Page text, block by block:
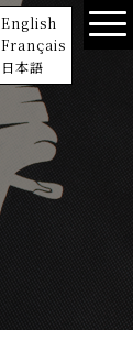
English
Français
日本語